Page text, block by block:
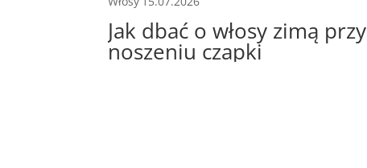
Jak dbać o włosy zimą przy
noszeniu czapki